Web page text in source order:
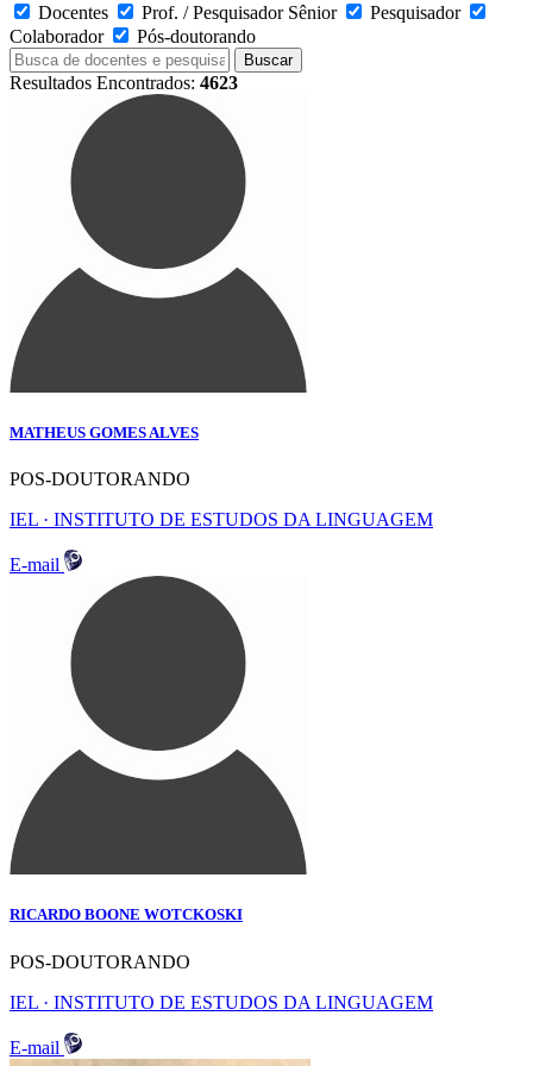
Docentes
Prof. / Pesquisador Sênior
Pesquisador
Colaborador
Pós-doutorando
Buscar
Resultados Encontrados: 4623
MATHEUS GOMES ALVES
POS-DOUTORANDO
IEL · INSTITUTO DE ESTUDOS DA LINGUAGEM
E-mail
RICARDO BOONE WOTCKOSKI
POS-DOUTORANDO
IEL · INSTITUTO DE ESTUDOS DA LINGUAGEM
E-mail